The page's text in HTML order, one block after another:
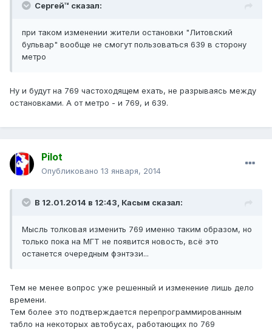
Сергей™ сказал:
при таком изменении жители остановки "Литовский
бульвар" вообще не смогут пользоваться 639 в сторону
метро
Ну и будут на 769 частоходящем ехать, не разрываясь между
остановками. А от метро - и 769, и 639.
Pilot
Опубликовано 13 января, 2014
В 12.01.2014 в 12:43, Касым сказал:
Мысль толковая изменить 769 именно таким образом, но
только пока на МГТ не появится новость, всё это
останется очередным фэнтэзи...
Тем не менее вопрос уже решенный и изменение лишь дело
времени.
Тем более это подтверждается перепрограммированным
табло на некоторых автобусах, работающих по 769